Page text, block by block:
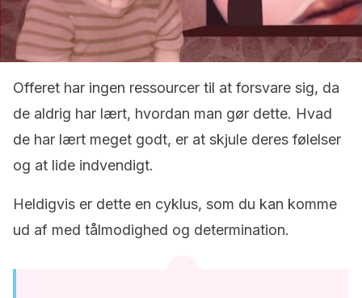
Offeret har ingen ressourcer til at forsvare sig, da
de aldrig har lært, hvordan man gør dette. Hvad
de har lært meget godt, er at skjule deres følelser
og at lide indvendigt.
Heldigvis er dette en cyklus, som du kan komme
ud af med tålmodighed og determination.